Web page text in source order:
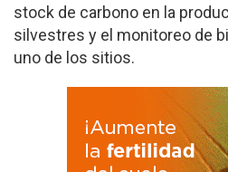
stock de carbono en la
silvestres y el monitoreo de
uno de los sitios.